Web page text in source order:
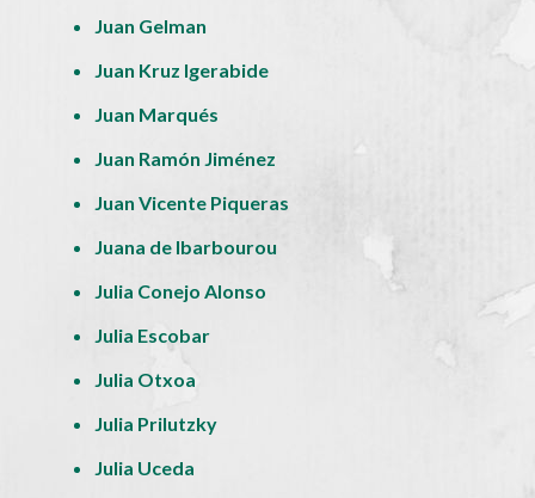
Juan Gelman
Juan Kruz Igerabide
Juan Marqués
Juan Ramón Jiménez
Juan Vicente Piqueras
Juana de Ibarbourou
Julia Conejo Alonso
Julia Escobar
Julia Otxoa
Julia Prilutzky
Julia Uceda